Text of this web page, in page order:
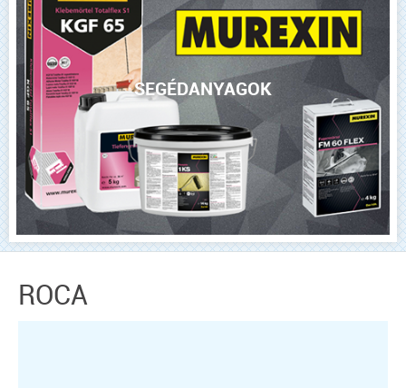
SEGÉDANYAGOK
ROCA